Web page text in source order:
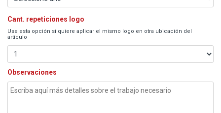
Cant. repeticiones logo
Use esta opción si quiere aplicar el mismo logo en otra ubicación del
artículo
Observaciones